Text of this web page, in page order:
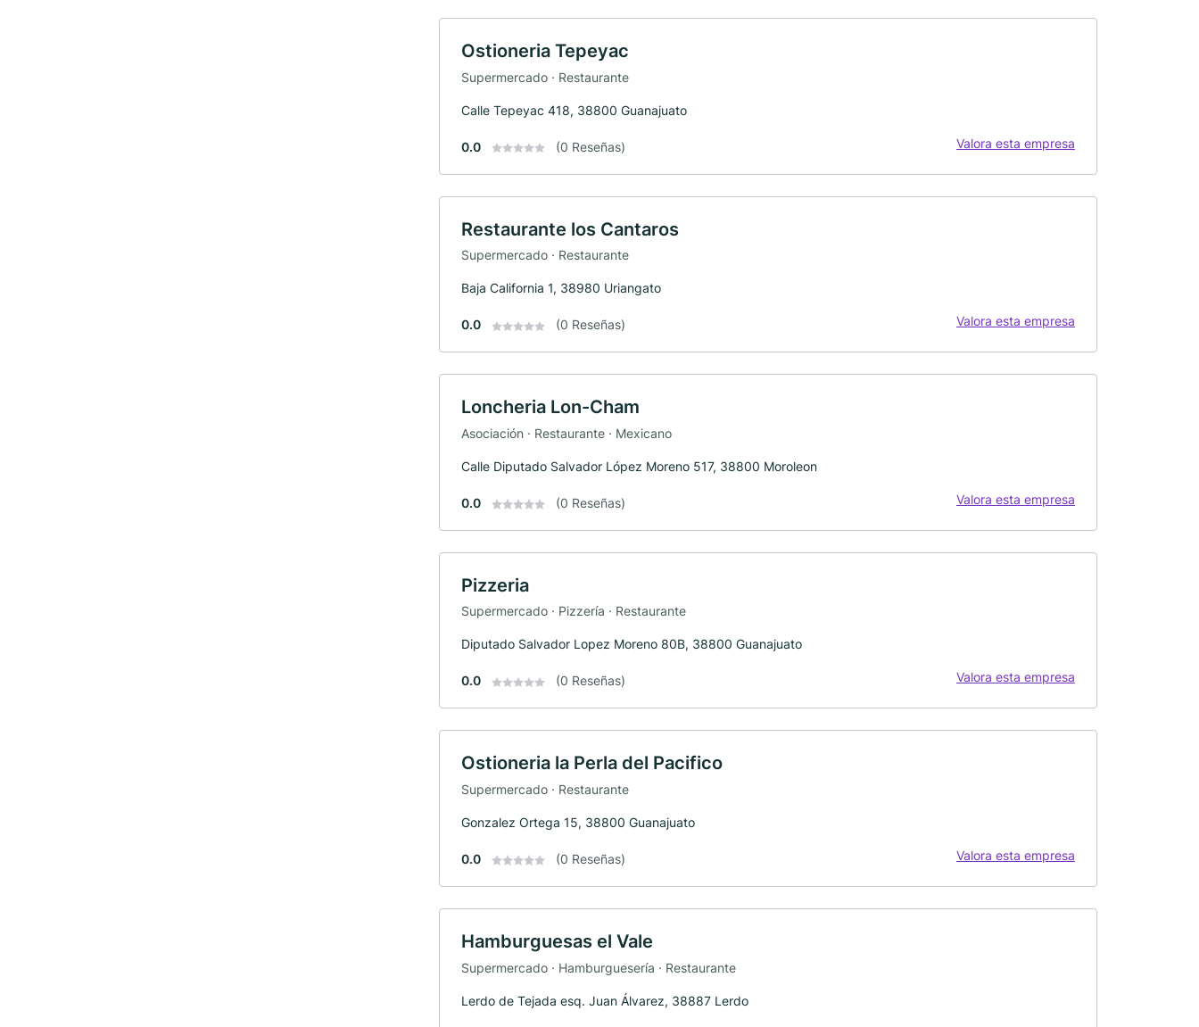
Ostioneria Tepeyac
Supermercado · Restaurante
Calle Tepeyac 418, 38800 Guanajuato
0.0 (0 Reseñas) Valora esta empresa
Restaurante los Cantaros
Supermercado · Restaurante
Baja California 1, 38980 Uriangato
0.0 (0 Reseñas) Valora esta empresa
Loncheria Lon-Cham
Asociación · Restaurante · Mexicano
Calle Diputado Salvador López Moreno 517, 38800 Moroleon
0.0 (0 Reseñas) Valora esta empresa
Pizzeria
Supermercado · Pizzería · Restaurante
Diputado Salvador Lopez Moreno 80B, 38800 Guanajuato
0.0 (0 Reseñas) Valora esta empresa
Ostioneria la Perla del Pacifico
Supermercado · Restaurante
Gonzalez Ortega 15, 38800 Guanajuato
0.0 (0 Reseñas) Valora esta empresa
Hamburguesas el Vale
Supermercado · Hamburguesería · Restaurante
Lerdo de Tejada esq. Juan Álvarez, 38887 Lerdo